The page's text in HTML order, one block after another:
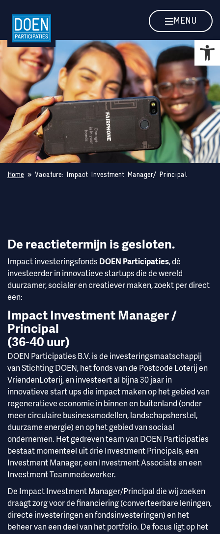
Vacature: Impact Investment
MENU
Home » Vacature: Impact Investment Manager/ Principal
De reactietermijn is gesloten.
Impact investeringsfonds DOEN Participaties, dé
investeerder in innovatieve startups die de wereld
duurzamer, socialer en creatiever maken, zoekt per direct
een:
Impact Investment Manager /
Principal
(36-40 uur)
DOEN Participaties B.V. is de investeringsmaatschappij
van Stichting DOEN, het fonds van de Postcode Loterij en
VriendenLoterij, en investeert al bijna 30 jaar in
innovatieve start ups die impact maken op het gebied van
regeneratieve economie in binnen en buitenland (onder
meer circulaire businessmodellen, landschapsherstel,
duurzame energie) en op het gebied van sociaal
ondernemen. Het gedreven team van DOEN Participaties
bestaat momenteel uit drie Investment Principals, een
Investment Manager, een Investment Associate en een
Investment Teammedewerker.
De Impact Investment Manager/Principal die wij zoeken
draagt zorg voor de financiering (converteerbare leningen,
directe investeringen en fondsinvesteringen) en het
beheer van een deel van het portfolio. De focus ligt op het